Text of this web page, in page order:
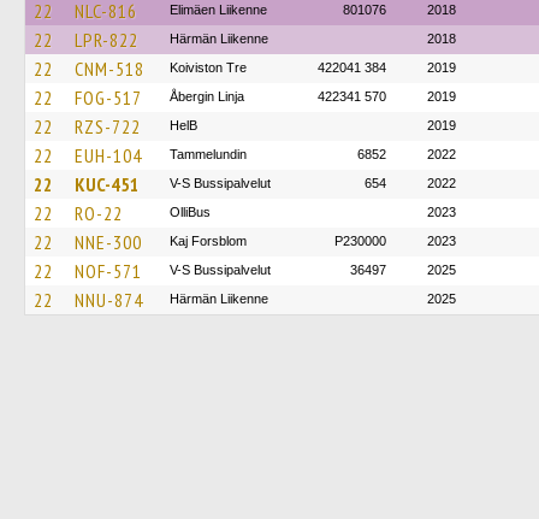
22 NLC-816 Elimäen Liikenne 801076 2018
22 LPR-822 Härmän Liikenne 2018
22 CNM-518 Koiviston Tre 422041 384 2019
22 FOG-517 Åbergin Linja 422341 570 2019
22 RZS-722 HelB 2019
22 EUH-104 Tammelundin 6852 2022
22 KUC-451 V-S Bussipalvelut 654 2022
22 RO-22 OlliBus 2023
22 NNE-300 Kaj Forsblom P230000 2023
22 NOF-571 V-S Bussipalvelut 36497 2025
22 NNU-874 Härmän Liikenne 2025